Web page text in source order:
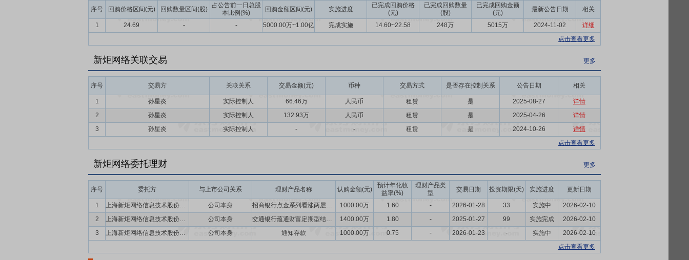
序号 回购价格区间(元) 回购数量区间(股)
占公告前一日总股
本比例(%)
回购金额区间(元) 实施进度
已完成回购价格
(元)
已完成回购数量
(股)
已完成回购金额
(元)
最新公告日期 相关
1 24.69 - - 5000.00万~1.00亿 完成实施 14.60~22.58 248万 5015万 2024-11-02
详细
点击查看更多
新炬网络关联交易 更多
序号 交易方 关联关系 交易金额(元) 币种 交易方式 是否存在控制关系 公告日期 相关
1 孙星炎 实际控制人 66.46万 人民币 租赁 是 2025-08-27
详情
2
孙星炎 实际控制人 132.93万 人民币 租赁 是 2025-04-26
详情
3
孙星炎 实际控制人 - - 租赁 是 2024-10-26
详情
点击查看更多
新炬网络委托理财 更多
序号 委托方 与上市公司关系 理财产品名称 认购金额(元)
预计年化收
益率(%)
理财产品类
型
交易日期 投资期限(天) 实施进度 更新日期
1 上海新炬网络信息技术股份有限公司 公司本身 招商银行点金系列看涨两层区间33天结构性存款 1000.00万 1.60 - 2026-01-28 33 实施中
2026-02-10
2
上海新炬网络信息技术股份有限公司 公司本身 交通银行蕴通财富定期型结构性存款99天(挂钩汇率看涨) 1400.00万 1.80 - 2025-01-27 99 实施完成
2026-02-10
3
上海新炬网络信息技术股份有限公司 公司本身 通知存款 1000.00万 0.75 - 2026-01-23 - 实施中
2026-02-10
点击查看更多